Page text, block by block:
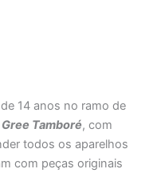
14 anos no ramo de
Tamboré, com
todos os aparelhos
com peças originais